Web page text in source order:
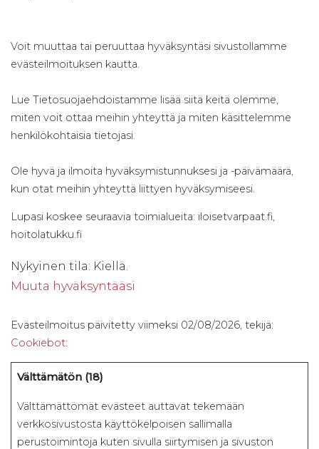
Voit muuttaa tai peruuttaa hyväksyntäsi sivustollamme
evästeilmoituksen kautta.
Lue Tietosuojaehdoistamme lisää siitä keitä olemme,
miten voit ottaa meihin yhteyttä ja miten käsittelemme
henkilökohtaisia tietojasi.
Ole hyvä ja ilmoita hyväksymistunnuksesi ja -päivämäärä,
kun otat meihin yhteyttä liittyen hyväksymiseesi.
Lupasi koskee seuraavia toimialueita: iloisetvarpaat.fi,
hoitolatukku.fi
Nykyinen tila: Kiellä.
Muuta hyväksyntääsi
Evästeilmoitus päivitetty viimeksi 02/08/2026, tekijä:
Cookiebot:
Välttämätön (18)
Välttämättömät evästeet auttavat tekemään
verkkosivustosta käyttökelpoisen sallimalla
perustoimintoja kuten sivulla siirtymisen ja sivuston